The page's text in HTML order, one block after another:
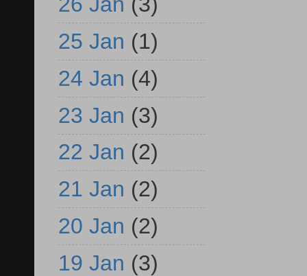
25 Jan (1)
24 Jan (4)
23 Jan (3)
22 Jan (2)
21 Jan (2)
20 Jan (2)
19 Jan (3)